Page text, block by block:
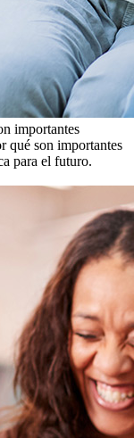
importantes
qué son importantes
para el futuro.